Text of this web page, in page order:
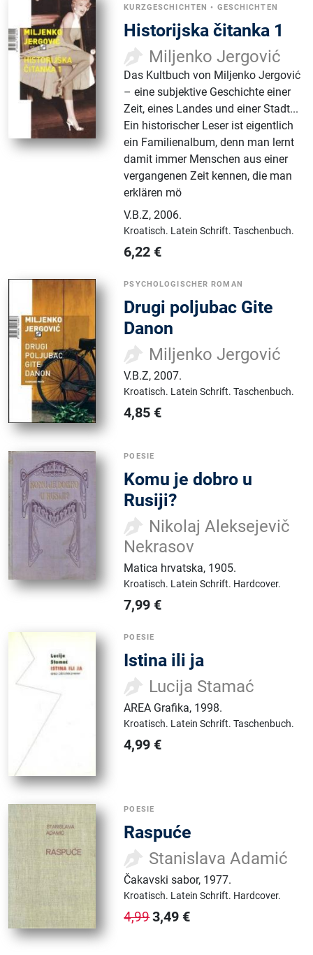
KURZGESCHICHTEN • GESCHICHTEN
Historijska čitanka 1
Miljenko Jergović
Das Kultbuch von Miljenko Jergović
– eine subjektive Geschichte einer
Zeit, eines Landes und einer Stadt...
Ein historischer Leser ist eigentlich
ein Familienalbum, denn man lernt
damit immer Menschen aus einer
vergangenen Zeit kennen, die man
erklären mö
V.B.Z,2006.
Kroatisch. Latein Schrift.Taschenbuch.
6,22 €
PSYCHOLOGISCHER ROMAN
Drugi poljubac Gite
Danon
Miljenko Jergović
V.B.Z,2007.
Kroatisch. Latein Schrift.Taschenbuch.
4,85 €
POESIE
Komu je dobro u
Rusiji?
Nikolaj Aleksejevič
Nekrasov
Matica hrvatska, 1905.
Kroatisch. Latein Schrift. Hardcover.
7,99 €
POESIE
Istina ili ja
Lucija Stamać
AREA Grafika, 1998.
Kroatisch. Latein Schrift.Taschenbuch.
4,99 €
POESIE
Raspuće
Stanislava Adamić
Čakavski sabor, 1977.
Kroatisch. Latein Schrift. Hardcover.
4,993,49 €